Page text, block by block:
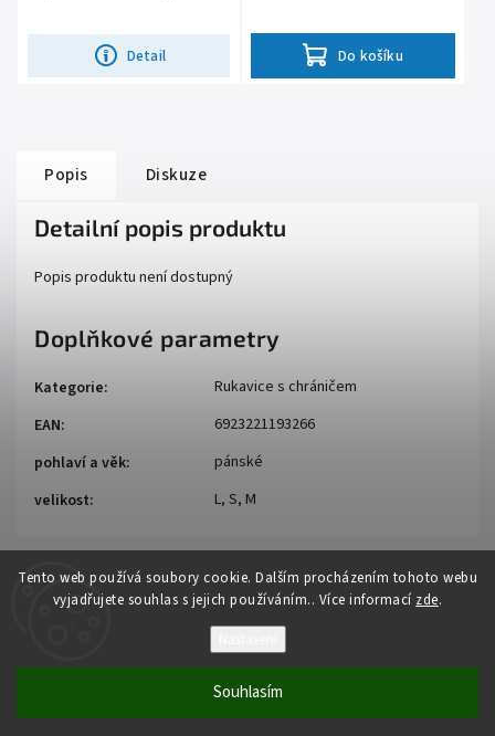
Tento web používá soubory cookie. Dalším procházením tohoto webu
vyjadřujete souhlas s jejich používáním.. Více informací zde.
Souhlasím
Detail Do košíku
Popis Diskuze
Detailní popis produktu
Popis produktu není dostupný
Doplňkové parametry
Kategorie:
Rukavice s chráničem
EAN:
6923221193266
pohlaví a věk:
pánské
velikost: L, S, M
Auto - moto. Všechna práva vyhrazena.